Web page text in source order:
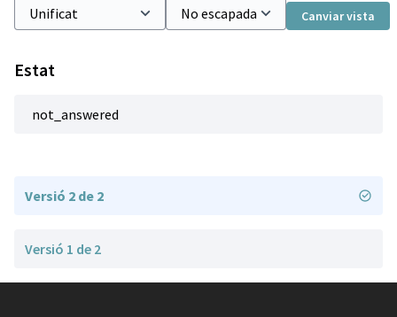
Canviar vista
Estat
not_answered
Versió 2 de 2
Versió 1 de 2